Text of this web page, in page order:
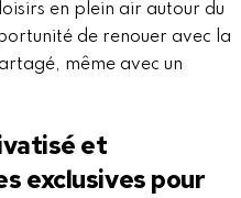
en plein air autour du
de renouer avec la
même avec un
et
exclusives pour